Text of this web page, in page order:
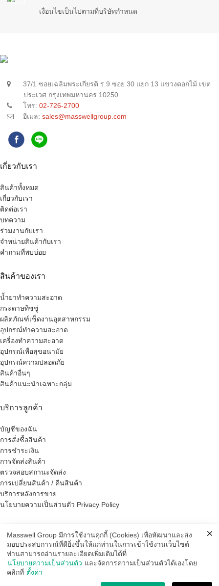
เงื่อนไขเป็นไปตามที่บริษัทกำหนด
37/1 ซอยเฉลิมพระเกียรติ ร.9 ซอย 30 แยก 13 แขวงดอกไม้ เขต
ประเวศ กรุงเทพมหานคร 10250
โทร: 02-726-2700
อีเมล: sales@masswellgroup.com
เกี่ยวกับเรา
สินค้าทั้งหมด
เกี่ยวกับเรา
ติดต่อเรา
บทความ
ร่วมงานกับเรา
จำหน่ายสินค้ากับเรา
คำถามที่พบบ่อย
สินค้าของเรา
น้ำยาทำความสะอาด
กระดาษทิชชู่
ผลิตภัณฑ์เช็ดงานอุตสาหกรรม
อุปกรณ์ทำความสะอาด
เครื่องทำความสะอาด
อุปกรณ์เพื่อสุขอนามัย
อุปกรณ์ความปลอดภัย
สินค้าอื่นๆ
สินค้าแนะนำเฉพาะกลุ่ม
บริการลูกค้า
บัญชีของฉัน
การสั่งซื้อสินค้า
การชำระเงิน
การจัดส่งสินค้า
ตรวจสอบสถานะจัดส่ง
การเปลี่ยนสินค้า / คืนสินค้า
บริการหลังการขาย
นโยบายความเป็นส่วนตัว Privacy Policy
Email address:
Masswell Group มีการใช้งานคุกกี้ (Cookies) เพื่อหัฒนาและส่ง
มอบประสบการณ์ที่ดียิ่งขึ้นให้แก่ท่านในการเข้าใช้งานเว็บไซต์
ท่านสามารถอ่านรายละเอียดเพิ่มเติมได้ที่
นโยบายความเป็นส่วนตัว และจัดการความเป็นส่วนตัวได้เองโดย
คลิกที่ ตั้งค่า